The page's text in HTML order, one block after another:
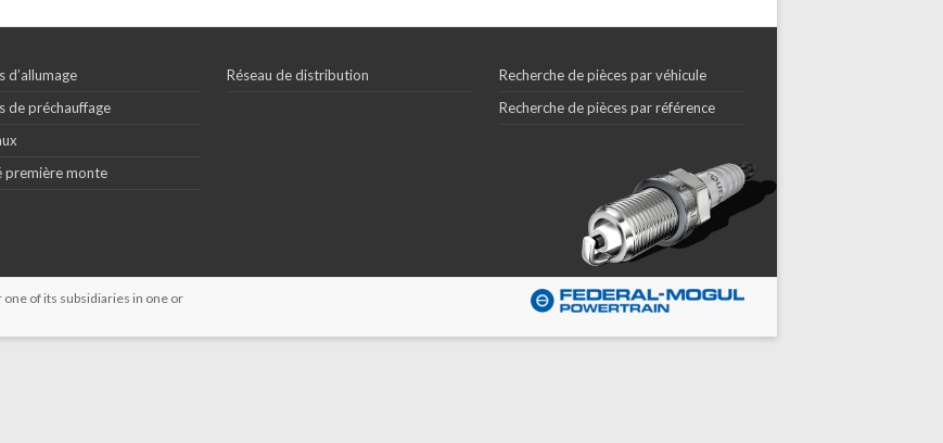
d’allumage
de préchauffage
première monte
Réseau de distribution
Recherche de pièces par véhicule
Recherche de pièces par référence
of its subsidiaries in one or